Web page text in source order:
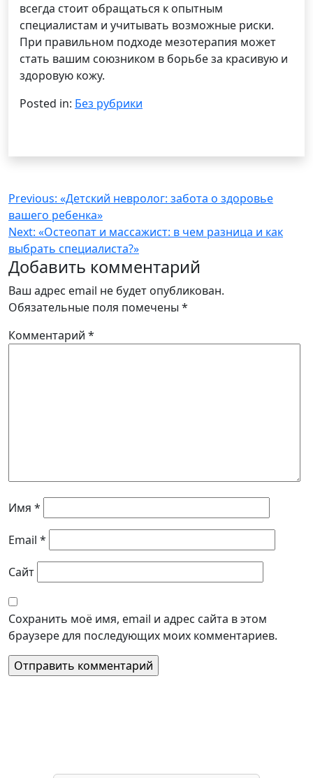
всегда стоит обращаться к опытным
специалистам и учитывать возможные риски.
При правильном подходе мезотерапия может
стать вашим союзником в борьбе за красивую и
здоровую кожу.
Posted in: Без рубрики
Навигация
по
записям
Previous: «Детский невролог: забота о здоровье
вашего ребенка»
Next: «Остеопат и массажист: в чем разница и как
выбрать специалиста?»
Добавить комментарий
Ваш адрес email не будет опубликован.
Обязательные поля помечены *
Комментарий *
Имя *
Email *
Сайт
Сохранить моё имя, email и адрес сайта в этом
браузере для последующих моих комментариев.